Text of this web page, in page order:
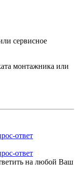
сервисное
монтажника или
ответ
ответ
на любой Ваш